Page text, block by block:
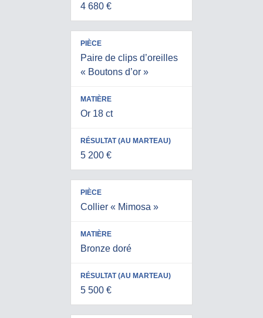
4 680 €
Paire de clips d’oreilles
« Boutons d’or »
Or 18 ct
5 200 €
Collier « Mimosa »
Bronze doré
5 500 €